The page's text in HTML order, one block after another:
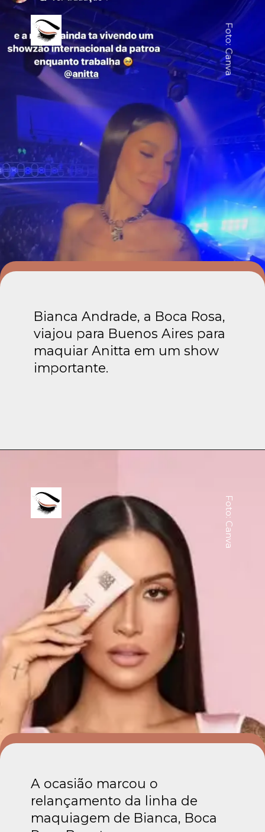
Bianca Andrade, a Boca Rosa,
viajou para Buenos Aires para
maquiar Anitta em um show
importante.
Foto: Canva
A ocasião marcou o
relançamento da linha de
maquiagem de Bianca, Boca
Foto: Canva